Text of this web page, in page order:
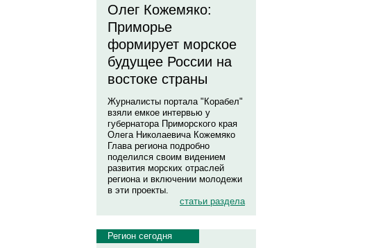
Олег Кожемяко:
Приморье
формирует морское
будущее России на
востоке страны
Журналисты портала "Корабел"
взяли емкое интервью у
губернатора Приморского края
Олега Николаевича Кожемяко
Глава региона подробно
поделился своим видением
развития морских отраслей
региона и включении молодежи
в эти проекты.
статьи раздела
Регион сегодня